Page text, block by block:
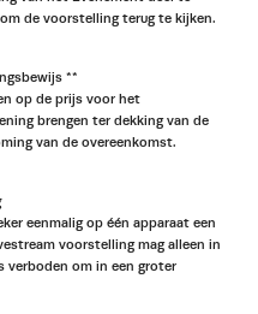
de voorstelling terug te kijken.
**
op de prijs voor het
brengen ter dekking van de
van de overeenkomst.
eenmalig op één apparaat een
voorstelling mag alleen in
verboden om in een groter